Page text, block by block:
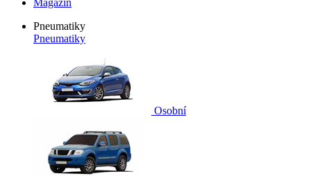
Magazín
Pneumatiky
Pneumatiky
Osobní